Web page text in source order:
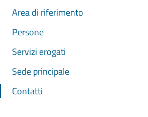
Area di riferimento
Persone
Servizi erogati
Sede principale
Contatti